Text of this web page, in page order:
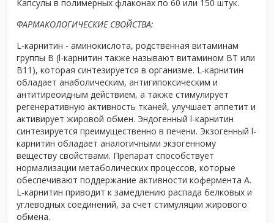
Капсулы в полимерных флаконах по 60 или 150 штук.
ФАРМАКОЛОГИЧЕСКИЕ СВОЙСТВА:
L-карнитин - аминокислота, родственная витаминам
группы В (l-карнитин также называют витамином BT или
B11), которая синтезируется в организме. L-карнитин
обладает анаболическим, антигипоксическим и
антитиреоидным действием, а также стимулирует
регенеративную активность тканей, улучшает аппетит и
активирует жировой обмен. Эндогенный l-карнитин
синтезируется преимущественно в печени. Экзогенный l-
карнитин обладает аналогичными экзогенному
веществу свойствами. Препарат способствует
нормализации метаболических процессов, которые
обеспечивают поддержание активности кофермента А.
L-карнитин приводит к замедлению распада белковых и
углеводных соединений, за счет стимуляции жирового
обмена.